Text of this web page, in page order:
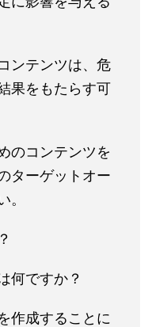
ンテンツは、危
果をもたらす可
のコンテンツを
ターゲットオー
。
何ですか？
作成することに